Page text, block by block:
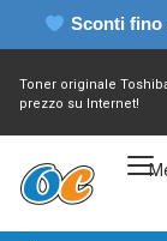
Sconti fino
Toner originale
prezzo su Internet!